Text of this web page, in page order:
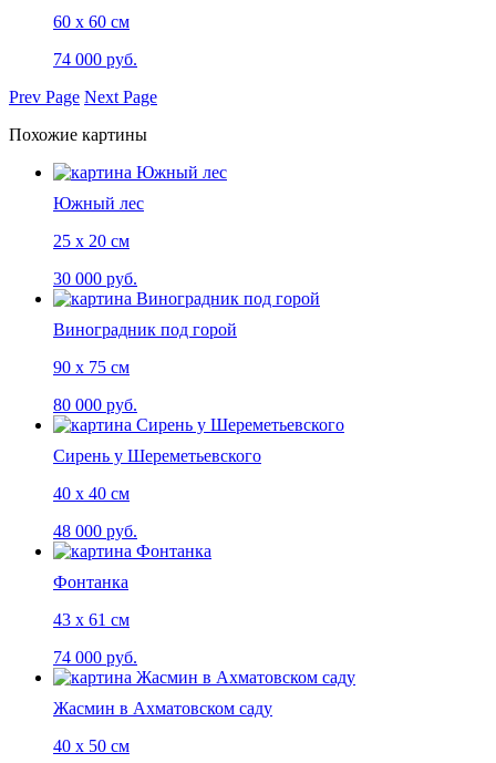
60 х 60 см
74 000 руб.
Prev Page Next Page
Похожие картины
Южный лес
25 х 20 см
30 000 руб.
Виноградник под горой
90 х 75 см
80 000 руб.
Сирень у Шереметьевского
40 х 40 см
48 000 руб.
Фонтанка
43 х 61 см
74 000 руб.
Жасмин в Ахматовском саду
40 х 50 см